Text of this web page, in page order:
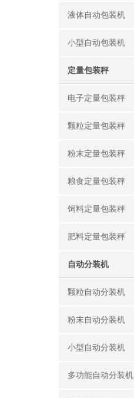
液体自动包装机
小型自动包装机
定量包装秤
电子定量包装秤
颗粒定量包装秤
粉末定量包装秤
粮食定量包装秤
饲料定量包装秤
肥料定量包装秤
自动分装机
颗粒自动分装机
粉末自动分装机
小型自动分装机
多功能自动分装机